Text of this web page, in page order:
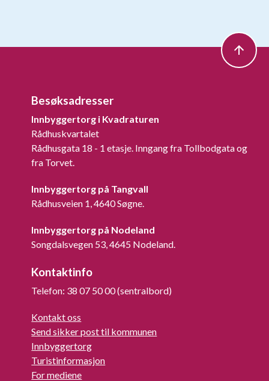
Besøksadresser
Innbyggertorg i Kvadraturen
Rådhuskvartalet
Rådhusgata 18 - 1 etasje. Inngang fra Tollbodgata og
fra Torvet.
Innbyggertorg på Tangvall
Rådhusveien 1, 4640 Søgne.
Innbyggertorg på Nodeland
Songdalsvegen 53, 4645 Nodeland.
Kontaktinfo
Telefon: 38 07 50 00 (sentralbord)
Kontakt oss
Send sikker post til kommunen
Innbyggertorg
Turistinformasjon
For mediene